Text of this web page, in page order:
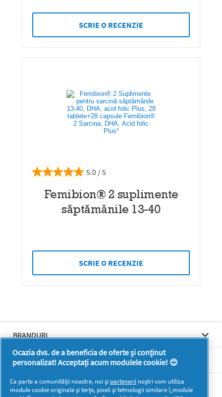
SCRIE O RECENZIE
5.0
Femibion® 2 suplimente
săptămânile 13-40
SCRIE O RECENZIE
BRANDURI
BRANDURI
SUPORT
Ocazia dvs. de a beneficia de oferte și conținut
personalizat! Acceptați acum modulele cookie! 😊
Ca parte a comunității noastre, noi și partenerii noștri vom utiliza
module cookie originale și terțe, pixeli și tehnologii similare („module